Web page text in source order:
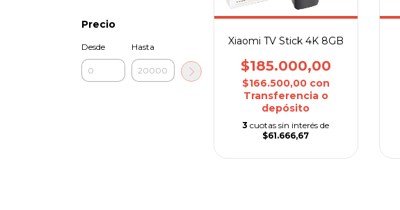
Precio
Desde Hasta Xiaomi TV Stick 4K 8GB
$185.000,00
$166.500,00 con
Transferencia o
depósito
3 cuotas sin interés de
$61.666,67